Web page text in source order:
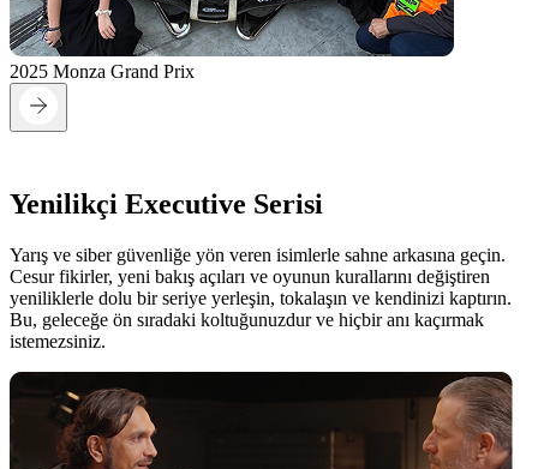
2025 Monza Grand Prix
Yenilikçi Executive Serisi
Yarış ve siber güvenliğe yön veren isimlerle sahne arkasına geçin.
Cesur fikirler, yeni bakış açıları ve oyunun kurallarını değiştiren
yeniliklerle dolu bir seriye yerleşin, tokalaşın ve kendinizi kaptırın.
Bu, geleceğe ön sıradaki koltuğunuzdur ve hiçbir anı kaçırmak
istemezsiniz.